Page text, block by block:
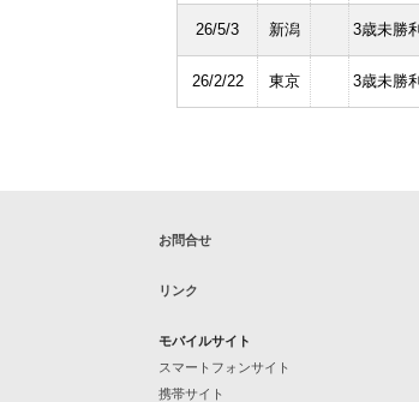
26/5/3 新潟 3歳未勝利
26/2/22 東京 3歳未勝利
お問合せ
リンク
モバイルサイト
スマートフォンサイト
携帯サイト